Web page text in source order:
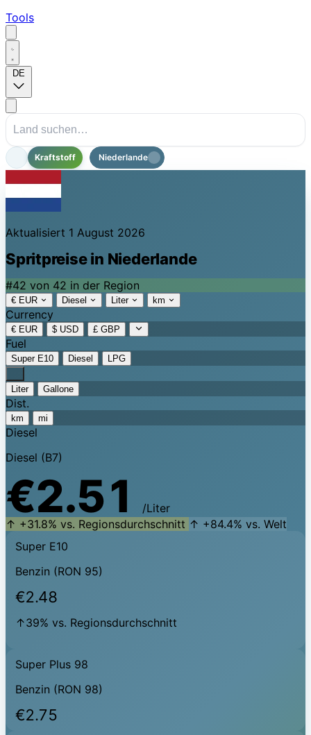
Tools
DE
Kraftstoff Niederlande
Aktualisiert 1 August 2026
Spritpreise in Niederlande
#42 von 42 in der Region
€ EUR Diesel Liter km
Currency
€ EUR $ USD £ GBP
Fuel
Super E10 Diesel LPG
Liter Gallone
Dist.
km mi
Diesel
Diesel (B7)
€2.51
/Liter
↑ +31.8% vs. Regionsdurchschnitt ↑ +84.4% vs. Welt
Super E10
Benzin (RON 95)
€2.48
↑39% vs. Regionsdurchschnitt
Super Plus 98
Benzin (RON 98)
€2.75